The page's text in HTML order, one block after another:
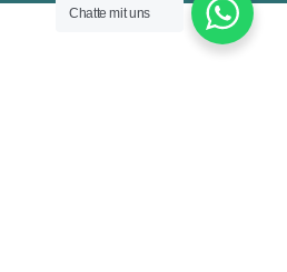
Chatte mit uns